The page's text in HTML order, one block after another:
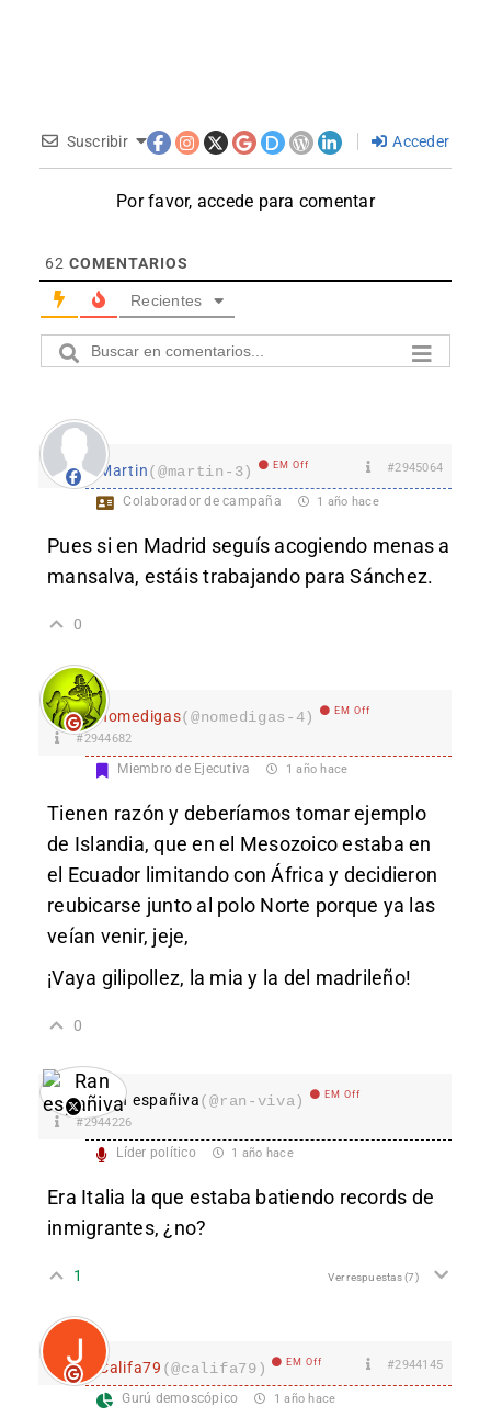
Suscribir Acceder
Por favor, accede para comentar
62 COMENTARIOS
Recientes
Martin(@martin-3) EM Off #2945064
Colaborador de campaña 1 año hace
Pues si en Madrid seguís acogiendo menas a
mansalva, estáis trabajando para Sánchez.
0
nomedigas(@nomedigas-4) EM Off
#2944682
Miembro de Ejecutiva 1 año hace
Tienen razón y deberíamos tomar ejemplo
de Islandia, que en el Mesozoico estaba en
el Ecuador limitando con África y decidieron
reubicarse junto al polo Norte porque ya las
veían venir, jeje,
¡Vaya gilipollez, la mia y la del madrileño!
0
Ran españiva(@ran-viva) EM Off
#2944226
Líder político 1 año hace
Era Italia la que estaba batiendo records de
inmigrantes, ¿no?
1 Ver respuestas(7)
Califa79 (@califa79) EM Off #2944145
Gurú demoscópico 1 año hace